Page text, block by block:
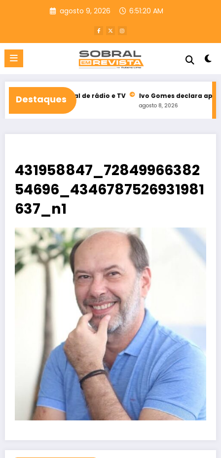
agosto 9, 2026 6:51:21 AM
Destaques
eleitoral de rádio e TV Ivo Gomes declara apoio à
431958847_72849966382
54696_4346787526931981
637_n1